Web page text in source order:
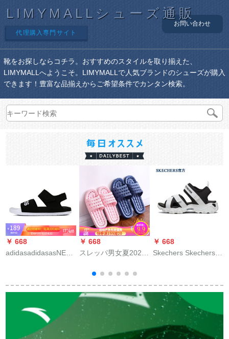
LIMYMALLシューズ通販
代理購入専門サイト
お問い合わせ
靴をお探しならコチラ。おすすめのスタイルを取り揃えた、
LIMYMALLへようこそ。LIMYMALLで人気ブランドのシューズが購入
できます！豊富な品揃えからご希望条件でカンタン検索。
￥ 668
adidasadidasasNEO
ビビ、チサダンAQ
ズの女性は1サズが、
男性は2サズが39よリ
が小さい。
￥ 668
スレッパ男女夏2020
め風呂家庭用カープ
クール男性夏ピンクE
031-39（37-38サイ
ズに適しています）
￥ 668
Skechers Skechers公
ダジューとビックと
ビッチの女性
66666188黒/白/BKW